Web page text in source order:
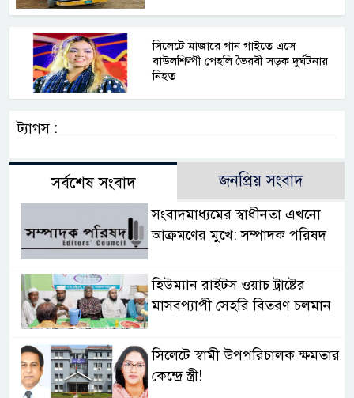
সিলেটে মাজারে গান গাইতে এসে
বাউলশিল্পী পেহলি ভৈরবী সড়ক দুর্ঘটনায়
নিহত
ট্যাগস :
সর্বশেষ সংবাদ জনপ্রিয় সংবাদ
সংবাদমাধ্যমের স্বাধীনতা এখনো
আক্রমণের মুখে: সম্পাদক পরিষদ
হিউম্যান রাইটস ওয়াচ ট্রাষ্টের
মাসবপ্যাপী সেহরি বিতরণ চলমান
সিলেটে স্বামী উপপরিচালক ক্ষমতার
কেন্দ্রে স্ত্রী!